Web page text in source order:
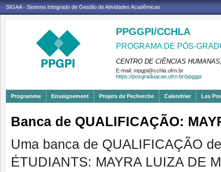
SIGAA - Sistema Integrado de Gestão de Atividades Acadêmicas
PPGGPI/CCHLA
PROGRAMA DE PÓS-
CENTRO DE CIÊNCIAS
E-mail: mpgpi@cchla.ufrn.br
https://posgraduacao.ufrn.br/ppggpi
Programme Enseignement Projets de Pecherche Calendrier Les
Banca de QUALIFICAÇÃO:
Uma banca de QUALIFICAÇÃO
ÉTUDIANTS: MAYRA LUIZA DE